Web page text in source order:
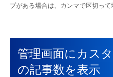
プがある場合は、カンマで区切って
管理画面にカス
の記事数を表示